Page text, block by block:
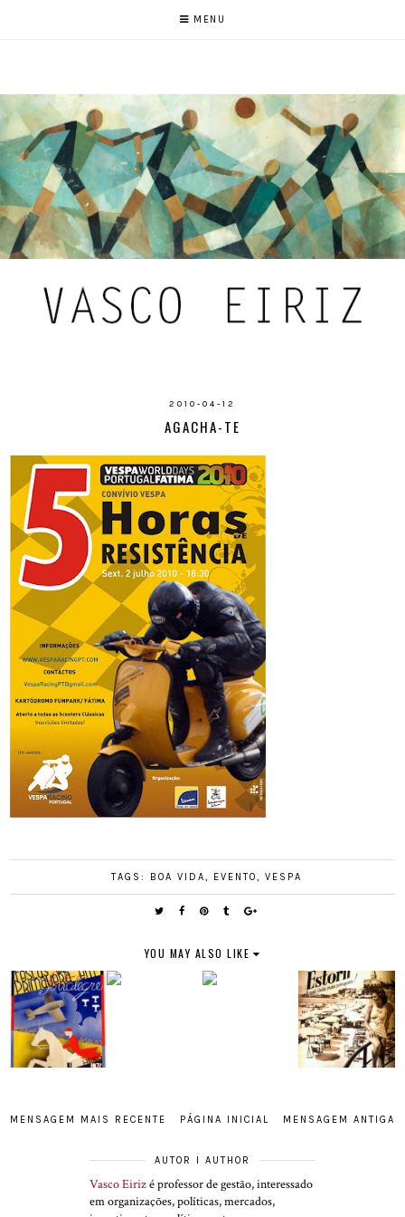
MENU
2010-04-12
AGACHA-TE
TAGS: BOA VIDA, EVENTO, VESPA
YOU MAY ALSO LIKE
MENSAGEM MAIS RECENTE MENSAGEM ANTIGA
PÁGINA INICIAL
AUTOR I AUTHOR
Vasco Eirizé professor de gestão, interessado
em organizações, políticas, mercados,